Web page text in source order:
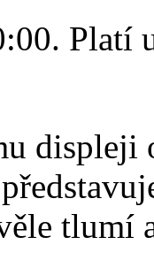
Platí
displeji
tlumí